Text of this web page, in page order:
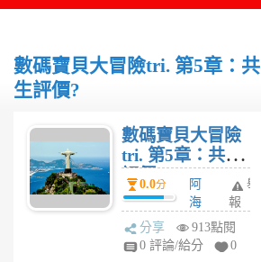
數碼寶貝大冒險tri. 第5章：共
生評價?
數碼寶貝大冒險
tri. 第5章：共生
評價?
0.0分
阿
海
6
年
舉
報
分享
913點閱
0 評論/給分
0